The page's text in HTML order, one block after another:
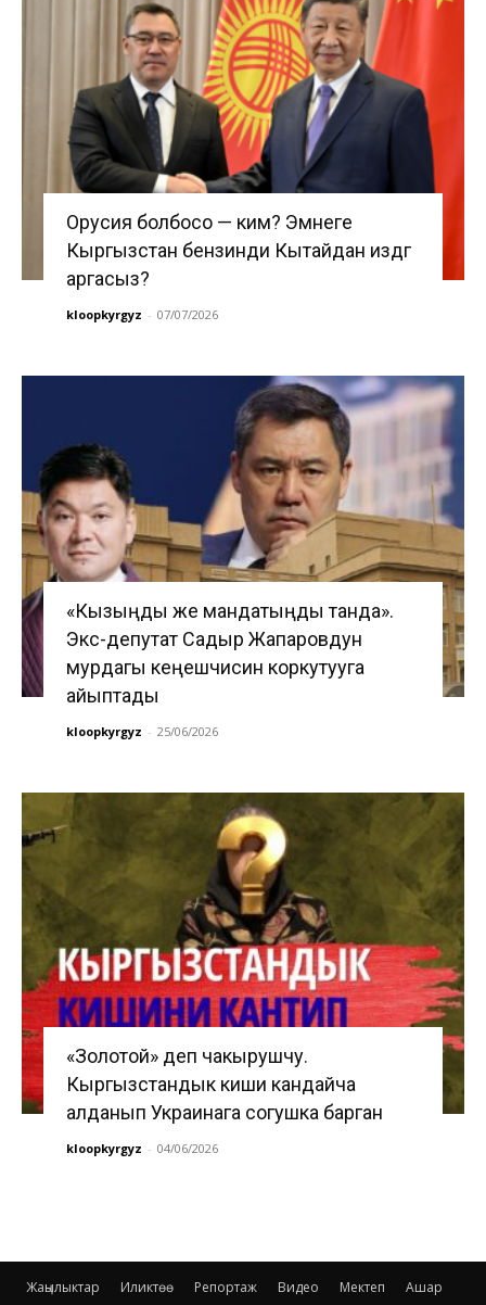
Орусия болбосо — ким? Эмнеге
Кыргызстан бензинди Кытайдан издөөгө
аргасыз?
kloopkyrgyz - 07/07/2026
«Кызыңды же мандатыңды танда».
Экс-депутат Садыр Жапаровдун
мурдагы кеңешчисин коркутууга
айыптады
kloopkyrgyz - 25/06/2026
«Золотой» деп чакырушчу.
Кыргызстандык киши кандайча
алданып Украинага согушка барган
kloopkyrgyz - 04/06/2026
Жаңылыктар Иликтөө Репортаж Видео Мектеп
Ашар